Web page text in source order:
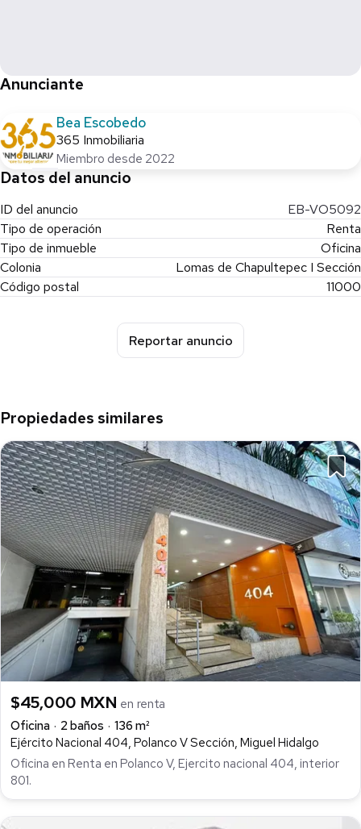
Anunciante
Bea Escobedo
365 Inmobiliaria
Miembro desde 2022
Datos del anuncio
ID del anuncio
EB-VO5092
Tipo de operación
Renta
Tipo de inmueble
Oficina
Colonia
Lomas de Chapultepec I Sección
Código postal
11000
Reportar anuncio
Propiedades similares
$45,000 MXN en renta
Oficina
2 baños
136 m²
Ejército Nacional 404, Polanco V Sección, Miguel Hidalgo
Oficina en Renta en Polanco V, Ejercito nacional 404, interior
801.